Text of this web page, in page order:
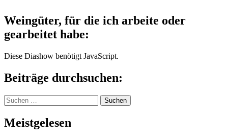
Weingüter, für die ich arbeite oder
gearbeitet habe:
Diese Diashow benötigt JavaScript.
Beiträge durchsuchen:
Suchen
nach:
Meistgelesen